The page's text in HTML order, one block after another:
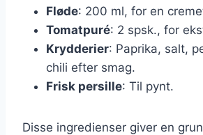
Fløde: 200 ml, for en
Tomatpuré: 2 spsk., for
Krydderier: Paprika, salt,
chili efter smag.
Frisk persille: Til pynt.
Disse ingredienser giver en